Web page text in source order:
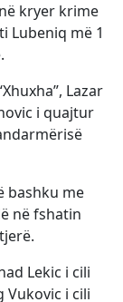
kryer krime
Lubeniq më 1
Lazar
i quajtur
bashku me
në fshatin
Lekic i cili
Vukovic i cili